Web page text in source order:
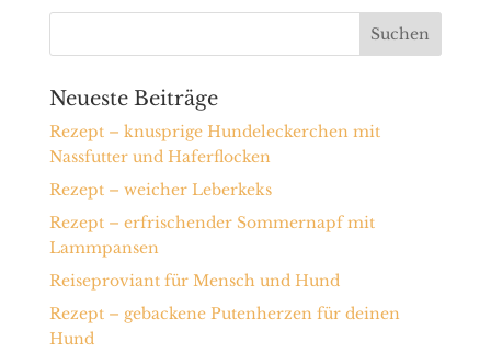
Neueste Beiträge
Rezept – knusprige Hundeleckerchen mit
Nassfutter und Haferflocken
Rezept – weicher Leberkeks
Rezept – erfrischender Sommernapf mit
Lammpansen
Reiseproviant für Mensch und Hund
Rezept – gebackene Putenherzen für deinen
Hund